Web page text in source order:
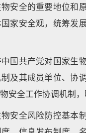
安全的重要地位和
家安全观，统筹发
国共产党对国家生
及其成员单位、协
安全工作协调机制
安全风险防控基本